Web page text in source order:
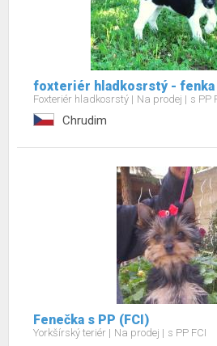
foxteriér hladkosrstý - fenka
Foxteriér hladkosrstý Na prodej s PP
Chrudim
Fenečka s PP (FCI)
Yorkšírský teriér Na prodej s PP FCI